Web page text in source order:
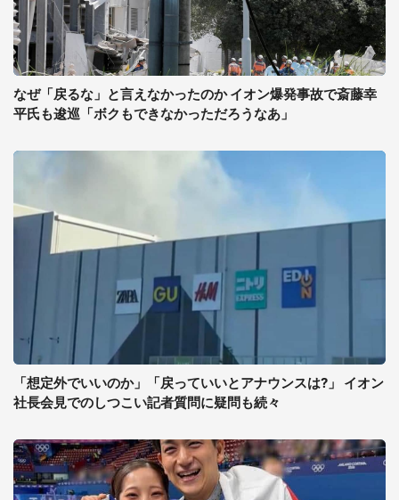
なぜ「戻るな」と言えなかったのか イオン爆発事故で斎藤幸
平氏も逡巡「ボクもできなかっただろうなあ」
「想定外でいいのか」「戻っていいとアナウンスは?」 イオン
社長会見でのしつこい記者質問に疑問も続々